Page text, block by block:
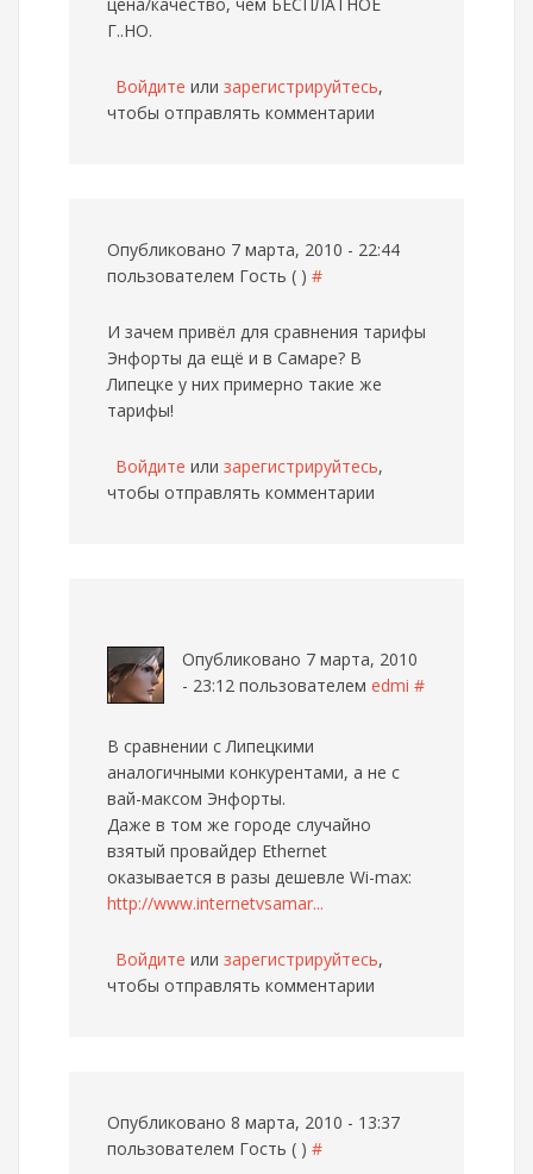
Г..НО.
Войдите или зарегистрируйтесь,
чтобы отправлять комментарии
Опубликовано 7 марта, 2010 - 22:44
пользователем Гость ( ) #
И зачем привёл для сравнения тарифы
Энфорты да ещё и в Самаре? В
Липецке у них примерно такие же
тарифы!
Войдите или зарегистрируйтесь,
чтобы отправлять комментарии
Опубликовано 7 марта, 2010
- 23:12 пользователем edmi #
В сравнении с Липецкими
аналогичными конкурентами, а не с
вай-максом Энфорты.
Даже в том же городе случайно
взятый провайдер Ethernet
оказывается в разы дешевле Wi-max:
http://www.internetvsamar...
Войдите или зарегистрируйтесь,
чтобы отправлять комментарии
Опубликовано 8 марта, 2010 - 13:37
пользователем Гость ( ) #